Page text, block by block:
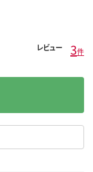
レビュー 3件